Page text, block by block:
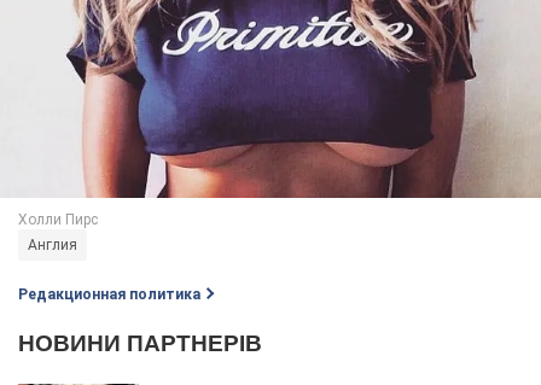
Англия
Редакционная политика